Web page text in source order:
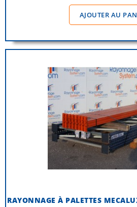
AJOUTER AU